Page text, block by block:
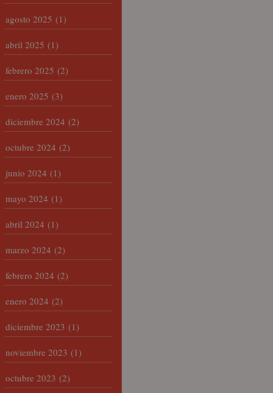
agosto 2025 (1)
abril 2025 (1)
febrero 2025 (2)
enero 2025 (3)
diciembre 2024 (2)
octubre 2024 (2)
junio 2024 (1)
mayo 2024 (1)
abril 2024 (1)
marzo 2024 (2)
febrero 2024 (2)
enero 2024 (2)
diciembre 2023 (1)
noviembre 2023 (1)
octubre 2023 (2)